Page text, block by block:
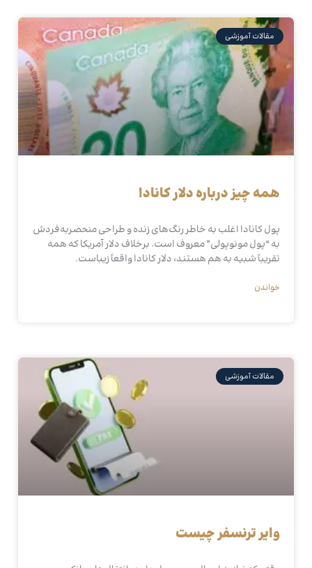
مقالات آموزشی
همه چیز درباره دلار کانادا
پول کانادا اغلب به خاطر رنگ‌های زنده و طراحی منحصربه‌فردش
به “پول مونوپولی” معروف است. برخلاف دلار آمریکا که همه
تقریباً شبیه به هم هستند، دلار کانادا واقعاً زیباست.
خواندن
مقالات آموزشی
وایر ترنسفر چیست